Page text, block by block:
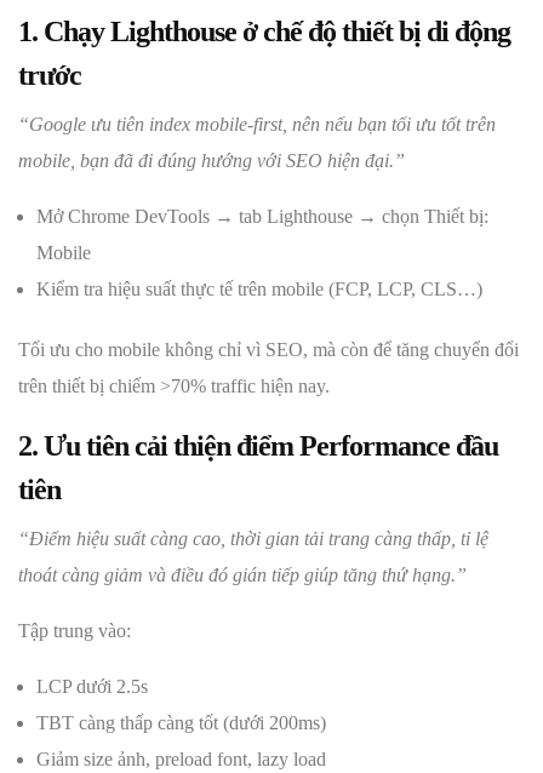
1. Chạy Lighthouse ở chế độ thiết bị di động
trước
“Google ưu tiên index mobile-first, nên nếu bạn tối ưu tốt trên
mobile, bạn đã đi đúng hướng với SEO hiện đại.”
Mở Chrome DevTools → tab Lighthouse → chọn Thiết bị:
Mobile
Kiểm tra hiệu suất thực tế trên mobile (FCP, LCP, CLS…)
Tối ưu cho mobile không chỉ vì SEO, mà còn để tăng chuyển đổi
trên thiết bị chiếm >70% traffic hiện nay.
2. Ưu tiên cải thiện điểm Performance đầu
tiên
“Điểm hiệu suất càng cao, thời gian tải trang càng thấp, tỉ lệ
thoát càng giảm và điều đó gián tiếp giúp tăng thứ hạng.”
Tập trung vào:
LCP dưới 2.5s
TBT càng thấp càng tốt (dưới 200ms)
Giảm size ảnh, preload font, lazy load